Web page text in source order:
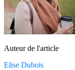
Auteur de l'article
Elise Dubois